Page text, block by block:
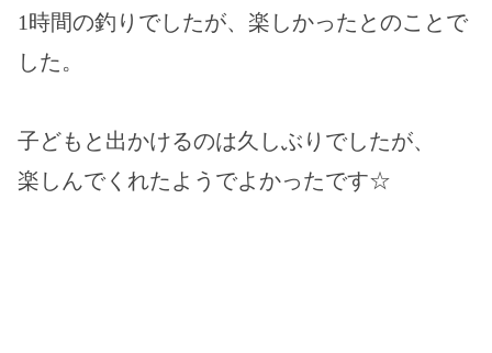
1時間の釣りでしたが、楽しかったとのことで
した。
子どもと出かけるのは久しぶりでしたが、
楽しんでくれたようでよかったです☆